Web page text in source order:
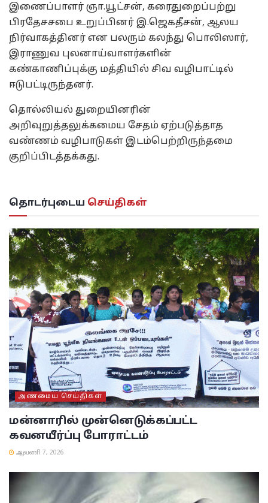
இணைப்பாளர் ஞா.யூட்சன், கரைதுறைப்பற்று
பிரதேசசபை உறுப்பினர் இ.ஜெகதீசன், ஆலய
நிர்வாகத்தினர் என பலரும் கலந்து பொலிஸார்,
இராணுவ புலனாய்வாளர்களின்
கண்காணிப்புக்கு மத்தியில் சிவ வழிபாட்டில்
ஈடுபட்டிருந்தனர்.
தொல்லியல் துறையினரின்
அறிவுறுத்தலுக்கமைய சேதம் ஏற்படுத்தாத
வண்ணம் வழிபாடுகள் இடம்பெற்றிருந்தமை
குறிப்பிடத்தக்கது.
தொடர்புடைய செய்திகள்
அண்மைய செய்திகள்
மன்னாரில் முன்னெடுக்கப்பட்ட
கவனயீர்ப்பு போராட்டம்
ஆவணி 7, 2026